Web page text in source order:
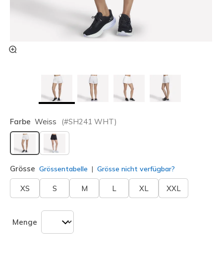
Farbe Weiss (#SH241 WHT)
ausgewählt
Grösse Grössentabelle Grösse nicht verfügbar?
XS S M L XL XXL
Menge